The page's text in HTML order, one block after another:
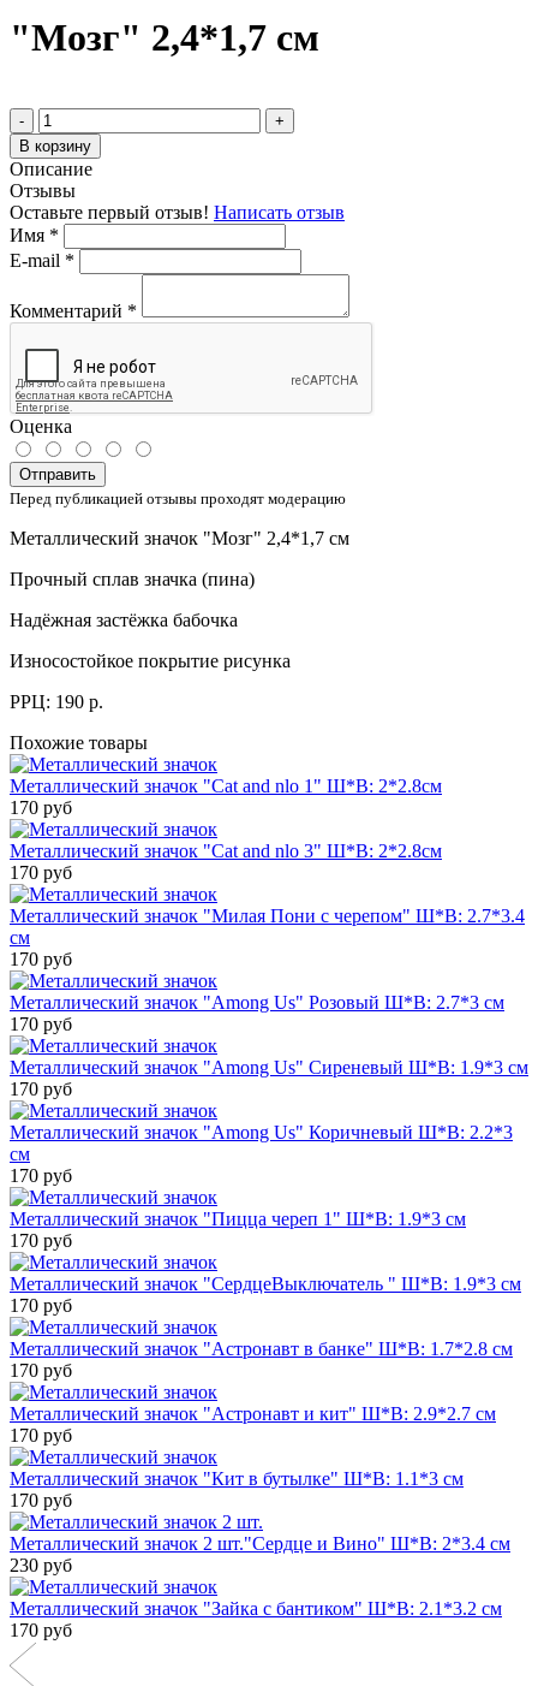
"Мозг" 2,4*1,7 см
-
+
В корзину
Описание
Отзывы
Оставьте первый отзыв! Написать отзыв
Имя *
E-mail *
Комментарий *
Оценка
Отправить
Перед публикацией отзывы проходят модерацию
Металлический значок "Мозг" 2,4*1,7 см
Прочный сплав значка (пина)
Надёжная застёжка бабочка
Износостойкое покрытие рисунка
РРЦ: 190 р.
Похожие товары
Металлический значок "Cat and nlo 1" Ш*В: 2*2.8см
170 руб
Металлический значок "Cat and nlo 3" Ш*В: 2*2.8см
170 руб
Металлический значок "Милая Пони с черепом" Ш*В: 2.7*3.4
см
170 руб
Металлический значок "Among Us" Розовый Ш*В: 2.7*3 см
170 руб
Металлический значок "Among Us" Сиреневый Ш*В: 1.9*3 см
170 руб
Металлический значок "Among Us" Коричневый Ш*В: 2.2*3
см
170 руб
Металлический значок "Пицца череп 1" Ш*В: 1.9*3 см
170 руб
Металлический значок "СердцеВыключатель " Ш*В: 1.9*3 см
170 руб
Металлический значок "Астронавт в банке" Ш*В: 1.7*2.8 см
170 руб
Металлический значок "Астронавт и кит" Ш*В: 2.9*2.7 см
170 руб
Металлический значок "Кит в бутылке" Ш*В: 1.1*3 см
170 руб
Металлический значок 2 шт."Сердце и Вино" Ш*В: 2*3.4 см
230 руб
Металлический значок "Зайка с бантиком" Ш*В: 2.1*3.2 см
170 руб